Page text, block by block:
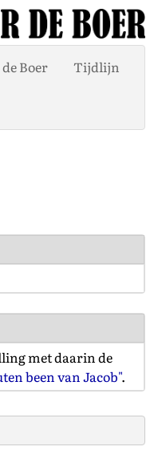
Boer Tijdlijn
met daarin de
been van Jacob".